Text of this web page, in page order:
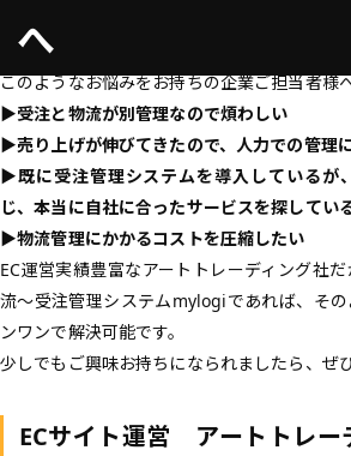
へ
このようなお悩みをお持ちの企業ご担当者様
▶︎受注と物流が別管理なので煩わしい
▶︎売り上げが伸びてきたので、人力での管理
▶︎既に受注管理システムを導入しているが
じ、本当に自社に合ったサービスを探している
▶︎物流管理にかかるコストを圧縮したい
EC運営実績豊富なアートトレーディング社
流～受注管理システムmylogiであれば、そ
ンワンで解決可能です。
少しでもご興味お持ちになられましたら、ぜ
ECサイト運営 アートトレー